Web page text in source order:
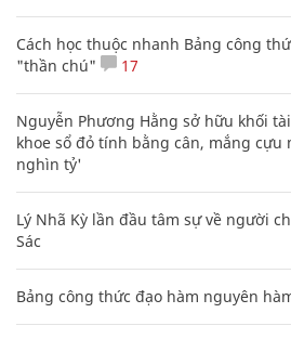
Cách học thuộc nhanh Bảng công
"thần chú"
17
Nguyễn Phương Hằng sở hữu khối
khoe sổ đỏ tính bằng cân, mắng cựu
nghìn tỷ'
Lý Nhã Kỳ lần đầu tâm sự về người
Sác
Bảng công thức đạo hàm nguyên